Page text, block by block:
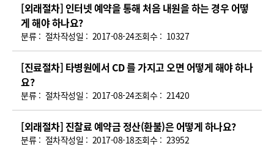
목,
작
성
일,
조
회
수,
일)
분류 : 절차
[외래절차] 인터넷 예약을 통해 처음 내원을 하는 경우 어떻
게 해야 하나요?
작성일 : 2017-08-24조회수 : 10327
분류 : 절차
[진료절차] 타병원에서 CD 를 가지고 오면 어떻게 해야 하나
요?
작성일 : 2017-08-24조회수 : 21420
분류 : 절차
[외래절차] 진찰료 예약금 정산(환불)은 어떻게 하나요?
작성일 : 2017-08-18조회수 : 23952